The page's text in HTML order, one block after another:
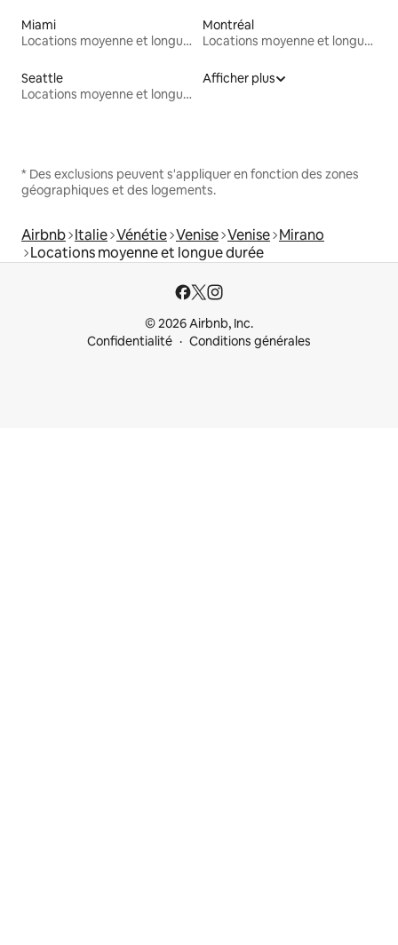
Miami
Locations moyenne et longue durée
Montréal
Locations moyenne et longue durée
Seattle
Locations moyenne et longue durée
Afficher plus
* Des exclusions peuvent s'appliquer en fonction des zones
géographiques et des logements.
Airbnb Italie Vénétie Venise Venise Mirano
Locations moyenne et longue durée
© 2026 Airbnb, Inc.
Confidentialité
Conditions générales